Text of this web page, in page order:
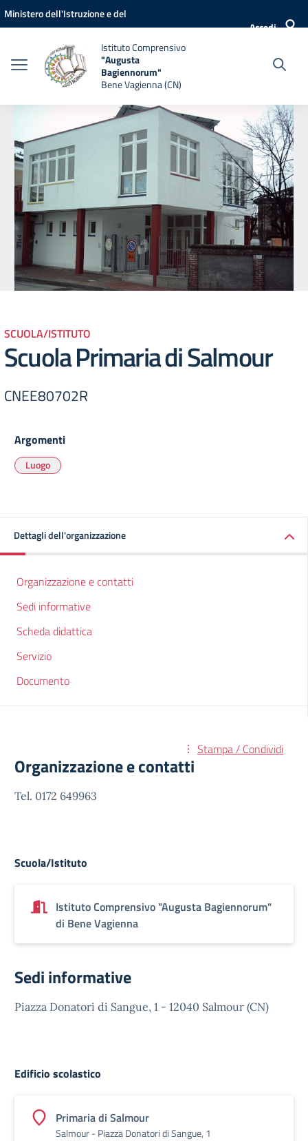
Vai ai contenuti
Vai al menu di navigazione
Vai al footer
Ministero dell'Istruzione e del
Accedi
Istituto Comprensivo
"Augusta
Bagiennorum"
Bene Vagienna (CN)
SCUOLA/ISTITUTO
Scuola Primaria di Salmour
CNEE80702R
Argomenti
Luogo
Dettagli dell'organizzazione
Organizzazione e contatti
Sedi informative
Scheda didattica
Servizio
Documento
Stampa / Condividi
Organizzazione e contatti
Tel. 0172 649963
Scuola/Istituto
Istituto Comprensivo "Augusta Bagiennorum"
di Bene Vagienna
Sedi informative
Piazza Donatori di Sangue, 1 - 12040 Salmour (CN)
Edificio scolastico
Primaria di Salmour
Salmour - Piazza Donatori di Sangue, 1